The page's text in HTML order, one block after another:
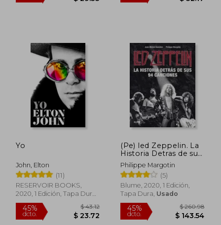
45%
dcto. $ 32.01
45%
dcto.
Yo
John, Elton
(11)
RESERVOIR BOOKS,
2020, 1 Edición, Tapa Dura,
Nuevo
(Pe) led Zeppelin. La
Historia Detras de sus
94 Canciones
Philippe Margotin
(5)
Blume, 2020, 1 Edición,
Tapa Dura, Usado